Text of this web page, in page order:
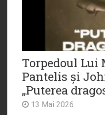
Torpedoul Lui
Pantelis și
„Puterea
13 Mai 2026